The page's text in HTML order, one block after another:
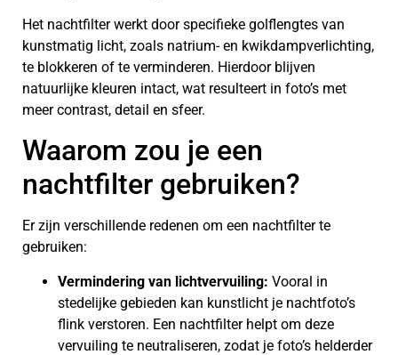
Het nachtfilter werkt door specifieke golflengtes van
kunstmatig licht, zoals natrium- en kwikdampverlichting,
te blokkeren of te verminderen. Hierdoor blijven
natuurlijke kleuren intact, wat resulteert in foto’s met
meer contrast, detail en sfeer.
Waarom zou je een
nachtfilter gebruiken?
Er zijn verschillende redenen om een nachtfilter te
gebruiken:
Vermindering van lichtvervuiling: Vooral in
stedelijke gebieden kan kunstlicht je nachtfoto’s
flink verstoren. Een nachtfilter helpt om deze
vervuiling te neutraliseren, zodat je foto’s helderder